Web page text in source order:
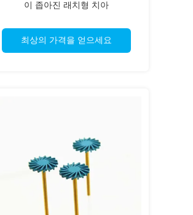
이 좁아진 래치형 치아
최상의 가격을 얻으세요